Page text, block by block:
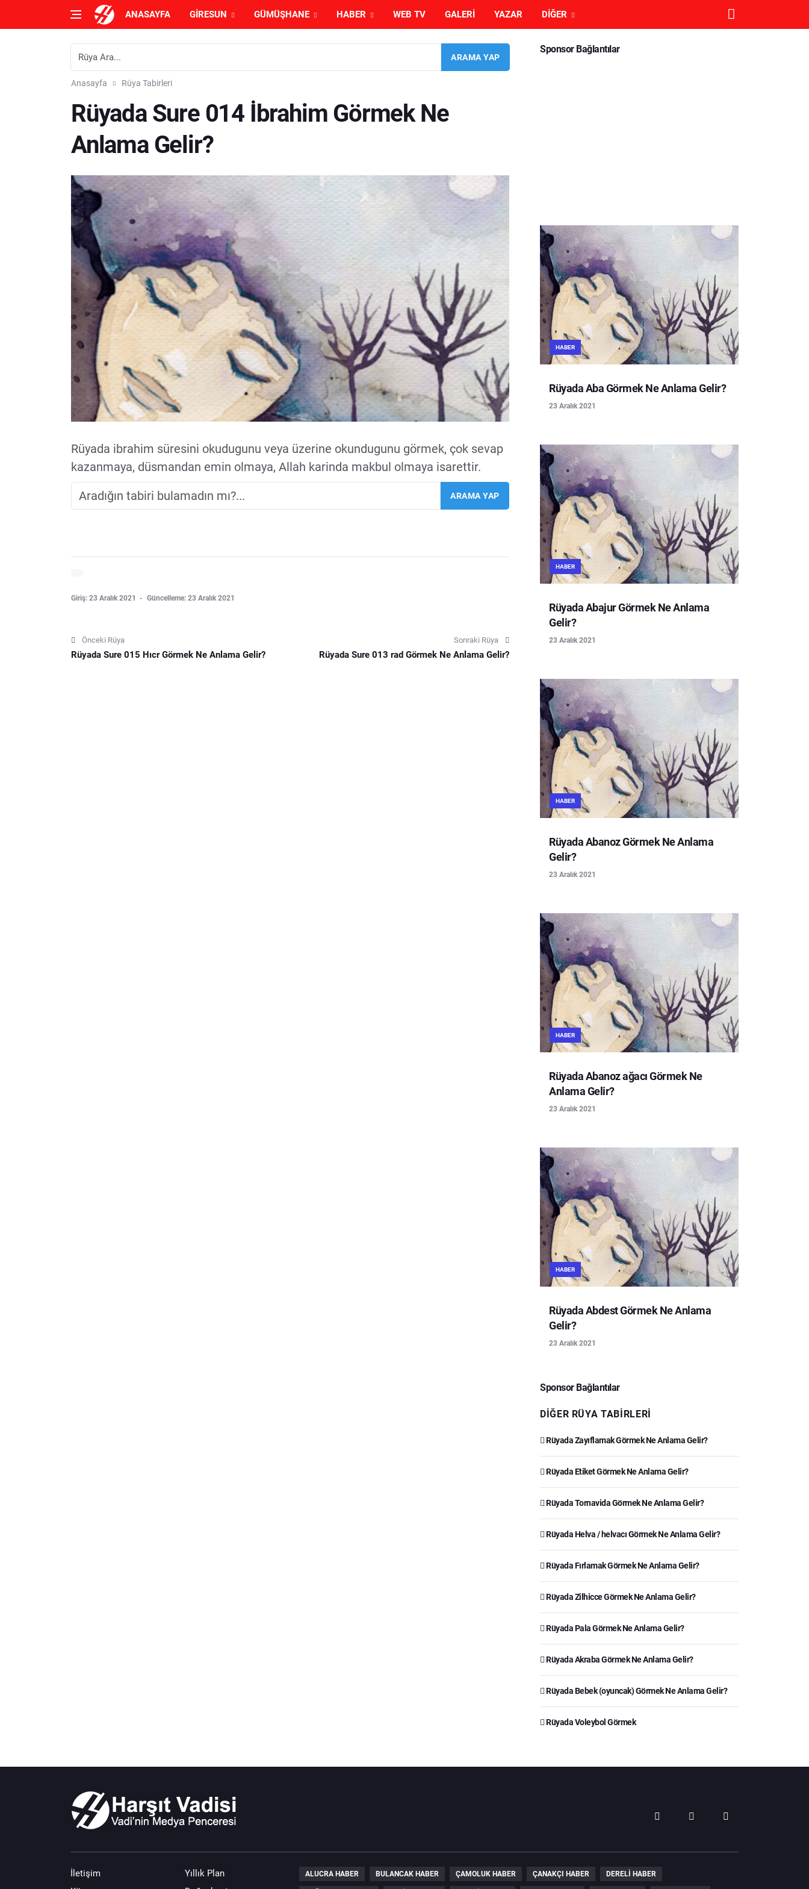
ANASAYFA GIRESUN GÜMÜŞHANE HABER WEB TV GALERI YAZAR DIĞER
Anasayfa Rüya Tabirleri
Rüyada Sure 014 İbrahim Görmek Ne
Anlama Gelir?
Rüyada ibrahim süresini okudugunu veya üzerine okundugunu görmek, çok sevap
kazanmaya, düsmandan emin olmaya, Allah karinda makbul olmaya isarettir.
Giriş: 23 Aralık 2021 Güncelleme: 23 Aralık 2021
Önceki Rüya
Rüyada Sure 015 Hıcr Görmek Ne Anlama Gelir?
Sonraki Rüya
Rüyada Sure 013 rad Görmek Ne Anlama Gelir?
Sponsor Bağlantılar
HABER
Rüyada Aba Görmek Ne Anlama Gelir?
23 Aralık 2021
HABER
Rüyada Abajur Görmek Ne Anlama
Gelir?
23 Aralık 2021
HABER
Rüyada Abanoz Görmek Ne Anlama
Gelir?
23 Aralık 2021
HABER
Rüyada Abanoz ağacı Görmek Ne
Anlama Gelir?
23 Aralık 2021
HABER
Rüyada Abdest Görmek Ne Anlama
Gelir?
23 Aralık 2021
Sponsor Bağlantılar
DIĞER RÜYA TABIRLERI
Rüyada Zayıflamak Görmek Ne Anlama Gelir?
Rüyada Etiket Görmek Ne Anlama Gelir?
Rüyada Tornavida Görmek Ne Anlama Gelir?
Rüyada Helva / helvacı Görmek Ne Anlama Gelir?
Rüyada Fırlamak Görmek Ne Anlama Gelir?
Rüyada Zilhicce Görmek Ne Anlama Gelir?
Rüyada Pala Görmek Ne Anlama Gelir?
Rüyada Akraba Görmek Ne Anlama Gelir?
Rüyada Bebek (oyuncak) Görmek Ne Anlama Gelir?
Rüyada Voleybol Görmek
İletişim
Yıllık Plan
ALUCRA HABER BULANCAK HABER ÇAMOLUK HABER ÇANAKÇI HABER DERELI HABER